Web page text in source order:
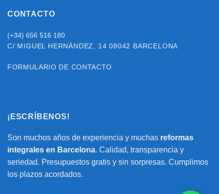
CONTACTO
(+34) 656 516 180
C/ MIGUEL HERNÁNDEZ, 1408042 BARCELONA
FORMULARIO DE CONTACTO
¡ESCRÍBENOS!
Son muchos años de experiencia y muchas reformas
integrales en Barcelona. Calidad, transparencia y
seriedad. Presupuestos gratis y sin sorpresas. Cumplimos
los plazos acordados.